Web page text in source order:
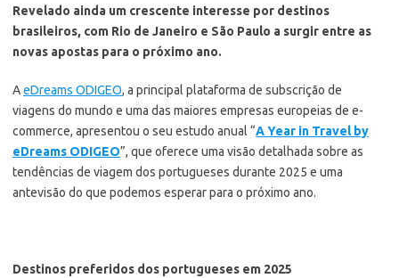
Revelado ainda um crescente interesse por destinos
brasileiros, com Rio de Janeiro e São Paulo a surgir entre as
novas apostas para o próximo ano.
AeDreams ODIGEO, a principal plataforma de subscrição de
viagens do mundo e uma das maiores empresas europeias de e-
commerce, apresentou o seu estudo anual “A Year in Travel by
eDreams ODIGEO”, que oferece uma visão detalhada sobre as
tendências de viagem dos portugueses durante 2025 e uma
antevisão do que podemos esperar para o próximo ano.
Destinos preferidos dos portugueses em 2025